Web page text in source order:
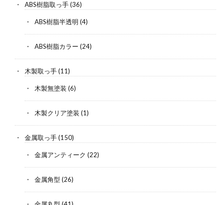
ABS樹脂取っ手(36)
ABS樹脂半透明 (4)
ABS樹脂カラー (24)
木製取っ手(11)
木製無塗装 (6)
木製クリア塗装 (1)
金属取っ手(150)
金属アンティーク (22)
金属角型 (26)